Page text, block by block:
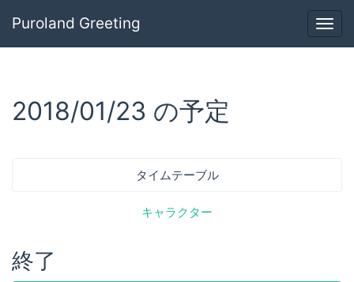
Puroland Greeting
2018/01/23 の予定
タイムテーブル
キャラクター
終了